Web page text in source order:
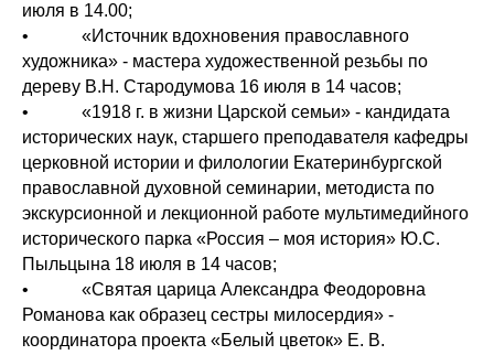
июля в 14.00;
• «Источник вдохновения православного
художника» - мастера художественной резьбы по
дереву В.Н. Стародумова 16 июля в 14 часов;
• «1918 г. в жизни Царской семьи» - кандидата
исторических наук, старшего преподавателя кафедры
церковной истории и филологии Екатеринбургской
православной духовной семинарии, методиста по
экскурсионной и лекционной работе мультимедийного
исторического парка «Россия – моя история» Ю.С.
Пыльцына 18 июля в 14 часов;
• «Святая царица Александра Феодоровна
Романова как образец сестры милосердия» -
координатора проекта «Белый цветок» Е. В.